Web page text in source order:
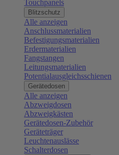
Touchpanels
Blitzschutz
Alle anzeigen
Anschlussmaterialien
Befestigungsmaterialien
Erdermaterialien
Fangstangen
Leitungsmaterialien
Potentialausgleichsschienen
Gerätedosen
Alle anzeigen
Abzweigdosen
Abzweigkästen
Gerätedosen-Zubehör
Geräteträger
Leuchtenauslässe
Schalterdosen